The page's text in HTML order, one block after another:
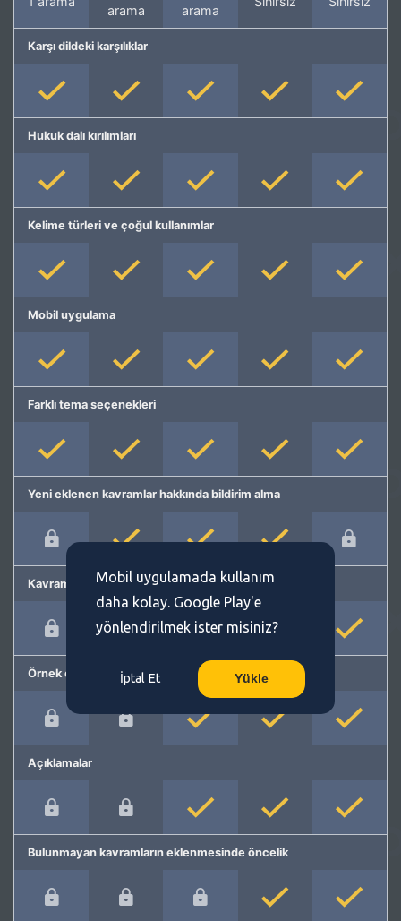
arama
arama
Karşı dildeki karşılıklar
Hukuk dalı kırılımları
Kelime türleri ve çoğul kullanımlar
Mobil uygulama
Farklı tema seçenekleri
Yeni eklenen kavramlar hakkında bildirim alma
Kavram önerme
Örnek cümleler
Açıklamalar
Bulunmayan kavramların eklenmesinde öncelik
Mobil uygulamada kullanım
daha kolay. Google Play'e
yönlendirilmek ister misiniz?
İptal Et Yükle